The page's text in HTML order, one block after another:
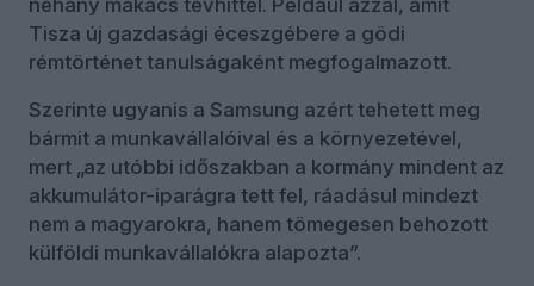
néhány makacs tévhittel. Például azzal, amit
Tisza új gazdasági éceszgébere a gödi
rémtörténet tanulságaként megfogalmazott.
Szerinte ugyanis a Samsung azért tehetett meg
bármit a munkavállalóival és a környezetével,
mert „az utóbbi időszakban a kormány mindent az
akkumulátor-iparágra tett fel, ráadásul mindezt
nem a magyarokra, hanem tömegesen behozott
külföldi munkavállalókra alapozta”.